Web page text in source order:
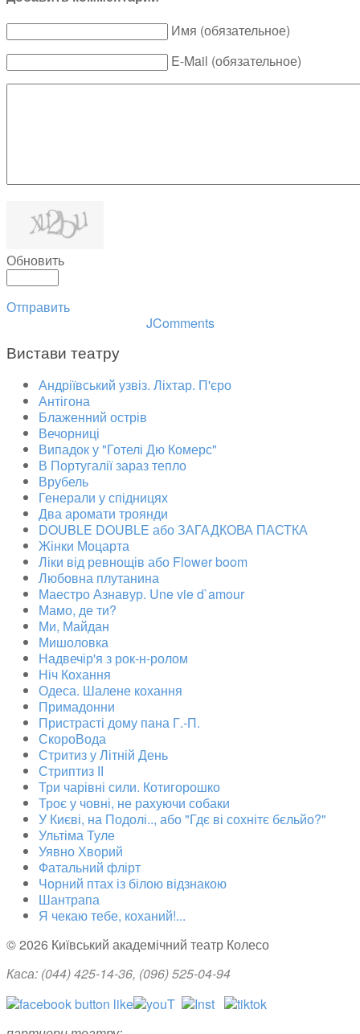
Имя (обязательное)
E-Mail (обязательное)
Обновить
Отправить
JComments
Вистави театру
Андріївський узвіз. Ліхтар. П'єро
Антігона
Блаженний острів
Вечорниці
Випадок у "Готелі Дю Комерс"
В Португалії зараз тепло
Врубель
Генерали у спідницях
Два аромати троянди
DOUBLE DOUBLE або ЗАГАДКОВА ПАСТКА
Жінки Моцарта
Ліки від ревнощів або Flower boom
Любовна плутанина
Маестро Азнавур. Une vie d`amour
Мамо, де ти?
Ми, Майдан
Мишоловка
Надвечір'я з рок-н-ролом
Ніч Кохання
Одеса. Шалене кохання
Примадонни
Пристрасті дому пана Г.-П.
СкороВода
Стритиз у Літній День
Стриптиз ІІ
Три чарівні сили. Котигорошко
Троє у човні, не рахуючи собаки
У Києві, на Подолі.., або "Гдє ві сохнітє бєльйо?"
Ультіма Туле
Уявно Хворий
Фатальний флірт
Чорний птах із білою відзнакою
Шантрапа
Я чекаю тебе, коханий!...
© 2026 Київський академічний театр Колесо
Каса: (044)425-14-36, (096) 525-04-94